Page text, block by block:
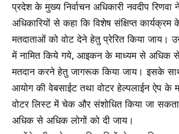
प्रदेश के मुख्य निर्वाचन अधिकारी नवदीप रिणवा
अधिकारियों से कहा कि विशेष संक्षिप्त
मतदाताओं को वोट देने हेतु प्रेरित किया जाय।
में नामित किये गये, आइकन के माध्यम से अधिक
मतदान करने हेतु जागरूक किया जाय। इसके साथ
आयोग की वेबसाईट तथा वोटर हेल्पलाईन ऐप के
वोटर लिस्ट में चेक और संशोधित किया जा
अधिक से अधिक लोगों को दी जाय।